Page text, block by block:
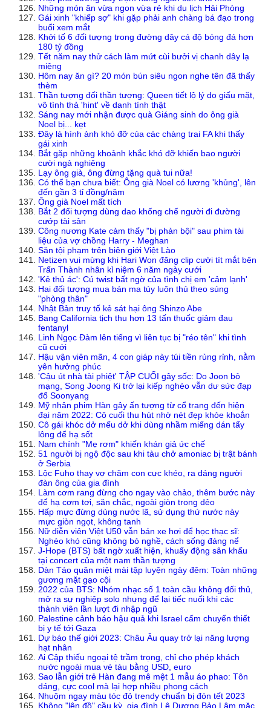
Những món ăn vừa ngon vừa rẻ khi du lịch Hải Phòng
Gái xinh "khiếp sợ" khi gặp phải anh chàng bá đạo trong
buổi xem mắt
Khởi tố 6 đối tượng trong đường dây cá độ bóng đá hơn
180 tỷ đồng
Tết năm nay thử cách làm mứt cùi bưởi vị chanh dây lạ
miệng
Hôm nay ăn gì? 20 món bún siêu ngon nghe tên đã thấy
thèm
Thần tượng đối thần tượng: Queen tiết lộ lý do giấu mặt,
vô tình thả 'hint' về danh tính thật
Sáng nay mới nhận được quà Giáng sinh do ông già
Noel bị... kẹt
Đây là hình ảnh khó đỡ của các chàng trai FA khi thấy
gái xinh
Bắt gặp những khoảnh khắc khó đỡ khiến bao người
cười ngả nghiêng
Lạy ông già, ông đừng tặng quà tui nữa!
Có thể bạn chưa biết: Ông già Noel có lương 'khủng', lên
đến gần 3 tỉ đồng/năm
Ông già Noel mất tích
Bắt 2 đối tượng dùng dao khống chế người đi đường
cướp tài sản
Công nương Kate cảm thấy "bị phản bội" sau phim tài
liệu của vợ chồng Harry - Meghan
Săn tội phạm trên biên giới Việt Lào
Netizen vui mừng khi Hari Won đăng clip cười tít mắt bên
Trấn Thành nhân kỉ niệm 6 năm ngày cưới
'Kẻ thủ ác': Cú twist bất ngờ của tình chị em 'cảm lạnh'
Hai đối tượng mua bán ma túy luôn thủ theo súng
"phòng thân"
Nhật Bản truy tố kẻ sát hại ông Shinzo Abe
Bang California tịch thu hơn 13 tấn thuốc giảm đau
fentanyl
Linh Ngọc Đàm lên tiếng vì liên tục bị "réo tên" khi tình
cũ cưới
Hậu vận viên mãn, 4 con giáp này túi tiền rủng rỉnh, nằm
yên hưởng phúc
'Cậu út nhà tài phiệt' TẬP CUỐI gây sốc: Do Joon bỏ
mạng, Song Joong Ki trở lại kiếp nghèo vẫn dư sức đạp
đổ Soonyang
Mỹ nhân phim Hàn gây ấn tượng từ cổ trang đến hiện
đại năm 2022: Cô cuối thu hút nhờ nét đẹp khỏe khoắn
Cô gái khóc dở mếu dở khi dùng nhầm miếng dán tẩy
lông để hạ sốt
Nam chính "Mẹ rơm" khiến khán giả ức chế
51 người bị ngộ độc sau khi tàu chở amoniac bị trật bánh
ở Serbia
Lộc Fuho thay vợ chăm con cực khéo, ra dáng người
đàn ông của gia đình
Làm cơm rang đừng cho ngay vào chảo, thêm bước này
để hạ cơm tơi, săn chắc, ngoài giòn trong dẻo
Hấp mực đừng dùng nước lã, sử dụng thứ nước này
mực giòn ngọt, không tanh
Nữ diễn viên Việt U50 vẫn bán xe hơi để học thạc sĩ:
Nghèo khó cũng không bỏ nghề, cách sống đáng nể
J-Hope (BTS) bất ngờ xuất hiện, khuấy động sân khấu
tại concert của một nam thần tượng
Dàn Táo quân miệt mài tập luyện ngày đêm: Toàn những
gương mặt gạo cội
2022 của BTS: Nhóm nhạc số 1 toàn cầu không đối thủ,
mở ra sự nghiệp solo nhưng để lại tiếc nuối khi các
thành viên lần lượt đi nhập ngũ
Palestine cảnh báo hậu quả khi Israel cấm chuyển thiết
bị y tế tới Gaza
Dự báo thế giới 2023: Châu Âu quay trở lại năng lượng
hạt nhân
Ai Cập thiếu ngoại tệ trầm trọng, chỉ cho phép khách
nước ngoài mua vé tàu bằng USD, euro
Sao lẫn giới trẻ Hàn đang mê mệt 1 mẫu áo phao: Tôn
dáng, cực cool mà lại hợp nhiều phong cách
Nhuộm ngay màu tóc đỏ trendy chuẩn bị đón tết 2023
Không "lên đồ" cầu kỳ, gia đình Lê Dương Bảo Lâm mặc